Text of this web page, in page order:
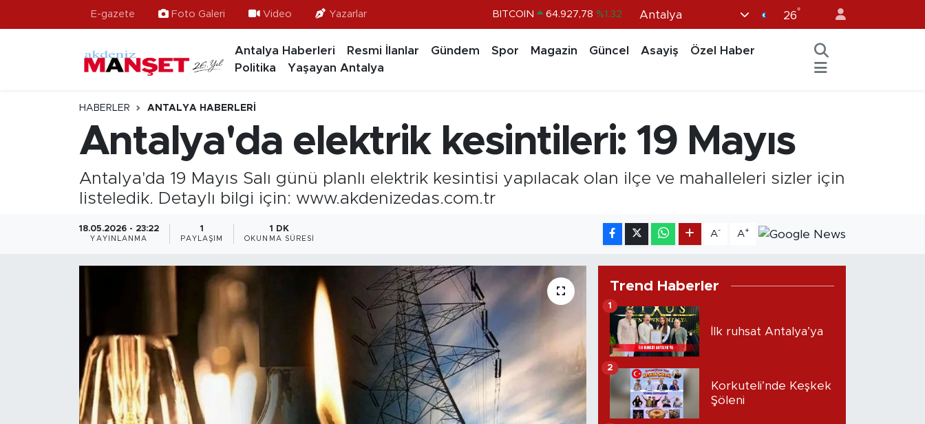
E-gazete Foto Galeri Video Yazarlar
EURO 55,0398 %-0.02
BİST100 %11
Antalya 26°
Antalya Haberleri Resmi İlanlar Gündem Spor Magazin Güncel Asayiş
Özel Haber
Politika
Yaşayan Antalya
HABERLER ANTALYA HABERLERI
Antalya'da elektrik kesintileri: 19 Mayıs
Antalya'da 19 Mayıs Salı günü planlı elektrik kesintisi yapılacak olan ilçe ve mahalleleri sizler için
listeledik. Detaylı bilgi için: www.akdenizedas.com.tr
18.05.2026 - 23:22
YAYINLANMA
1
PAYLAŞIM
1 DK
OKUNMA SÜRESI
A- A+
Trend Haberler
İlk ruhsat Antalya’ya
1
Korkuteli’nde Keşkek
Şöleni
2
Ekonomi
Gündem
Magazin
Özel Haber
Politika
Hava Durumu
Tüm Manşetler
Son Dakika Haberleri
Haber Arşivi